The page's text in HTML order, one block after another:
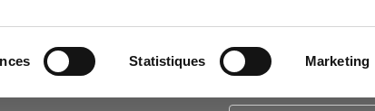
Statistiques Marketing
DE LA RECHERCHE POUR
"DAVID CAMERON"